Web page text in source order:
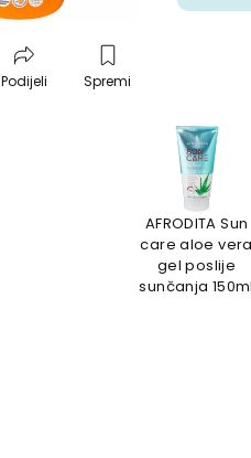
Podijeli Spremi
AFRODITA Sun
care aloe vera
gel poslije
sunčanja 150ml